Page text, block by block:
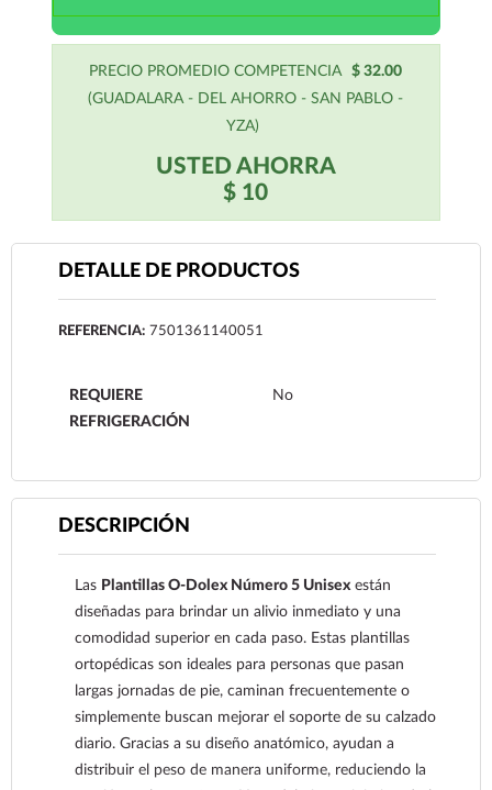
PRECIO PROMEDIO COMPETENCIA
$ 32.00
(GUADALARA - DEL AHORRO - SAN PABLO -
YZA)
USTED AHORRA
$ 10
DETALLE DE PRODUCTOS
REFERENCIA: 7501361140051
REQUIERE
REFRIGERACIÓN
No
DESCRIPCIÓN
Las Plantillas O-Dolex Número 5 Unisexestán
diseñadas para brindar un alivio inmediato y una
comodidad superior en cada paso. Estas plantillas
ortopédicas son ideales para personas que pasan
largas jornadas de pie, caminan frecuentemente o
simplemente buscan mejorar el soporte de su calzado
diario. Gracias a su diseño anatómico, ayudan a
distribuir el peso de manera uniforme, reduciendo la